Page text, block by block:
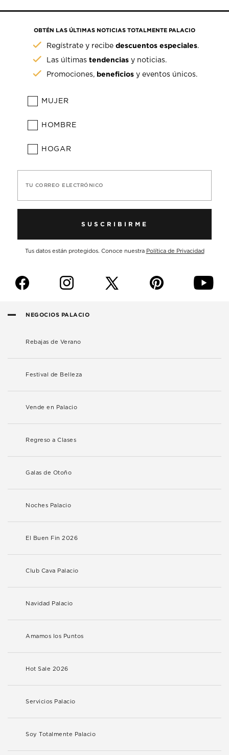
OBTÉN LAS ÚLTIMAS NOTICIAS TOTALMENTE PALACIO
Regístrate y recibedescuentos especiales.
Las últimastendencias y noticias.
Promociones, beneficios y eventos únicos.
MUJER
HOMBRE
HOGAR
TU CORREO ELECTRÓNICO
SUSCRIBIRME
Tus datos están protegidos. Conoce nuestra Política de Privacidad
f i p y
NEGOCIOS PALACIO
Rebajas de Verano
Festival de Belleza
Vende en Palacio
Regreso a Clases
Galas de Otoño
Noches Palacio
El Buen Fin 2026
Club Cava Palacio
Navidad Palacio
Amamos los Puntos
Hot Sale 2026
Servicios Palacio
Soy Totalmente Palacio